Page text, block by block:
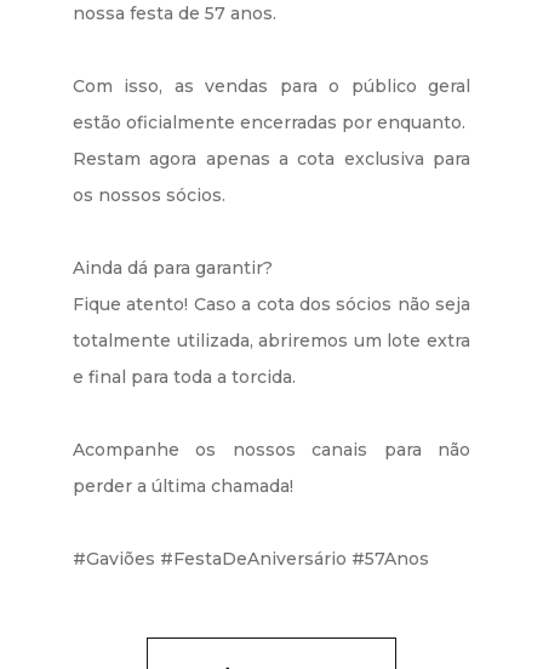
nossa festa de 57 anos.
Com isso, as vendas para o público geral
estão oficialmente encerradas por enquanto. ​
Restam agora apenas a cota exclusiva para
os nossos sócios.
​Ainda dá para garantir?
Fique atento! Caso a cota dos sócios não seja
totalmente utilizada, abriremos um lote extra
e final para toda a torcida.
​Acompanhe os nossos canais para não
perder a última chamada!
#Gaviões #FestaDeAniversário #57Anos